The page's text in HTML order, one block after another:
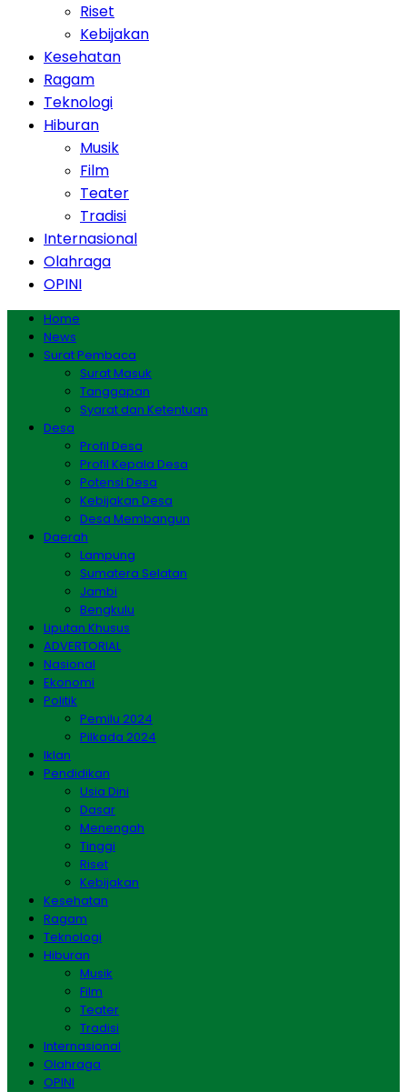
Riset
Kebijakan
Kesehatan
Ragam
Teknologi
Hiburan
Musik
Film
Teater
Tradisi
Internasional
Olahraga
OPINI
Home
News
Surat Pembaca
Surat Masuk
Tanggapan
Syarat dan Ketentuan
Desa
Profil Desa
Profil Kepala Desa
Potensi Desa
Kebijakan Desa
Desa Membangun
Daerah
Lampung
Sumatera Selatan
Jambi
Bengkulu
Liputan Khusus
ADVERTORIAL
Nasional
Ekonomi
Politik
Pemilu 2024
Pilkada 2024
Iklan
Pendidikan
Usia Dini
Dasar
Menengah
Tinggi
Riset
Kebijakan
Kesehatan
Ragam
Teknologi
Hiburan
Musik
Film
Teater
Tradisi
Internasional
Olahraga
OPINI